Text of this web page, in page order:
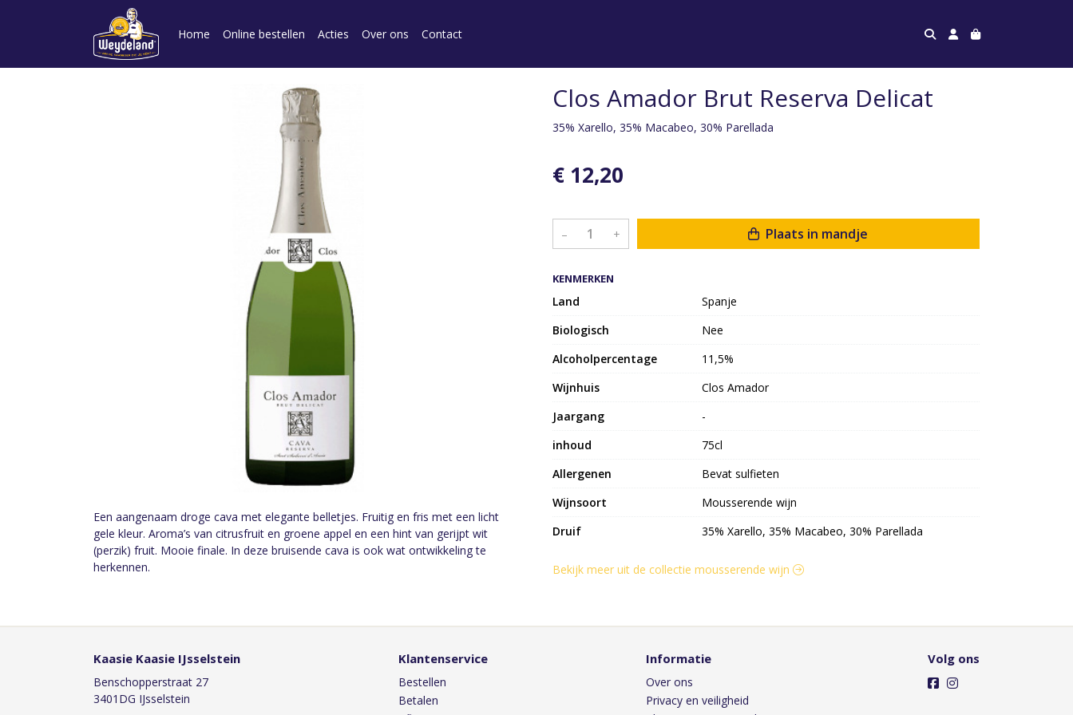
Home Online bestellen Acties Over ons Contact
Een aangenaam droge cava met elegante belletjes. Fruitig en fris met een licht
gele kleur. Aroma’s van citrusfruit en groene appel en een hint van gerijpt wit
(perzik) fruit. Mooie finale. In deze bruisende cava is ook wat ontwikkeling te
herkennen.
Clos Amador Brut Reserva Delicat
35% Xarello, 35% Macabeo, 30% Parellada
€ 12,20
– + Plaats in mandje
KENMERKEN
Land
Spanje
Biologisch
Nee
Alcoholpercentage
11,5%
Wijnhuis
Clos Amador
Jaargang
-
inhoud
75cl
Allergenen
Bevat sulfieten
Wijnsoort
Mousserende wijn
Druif
35% Xarello, 35% Macabeo, 30% Parellada
Bekijk meer uit de collectie mousserende wijn
Kaasie Kaasie IJsselstein
Benschopperstraat 27
3401DG IJsselstein
Klantenservice
Bestellen
Betalen
Informatie
Over ons
Privacy en veiligheid
Volg ons